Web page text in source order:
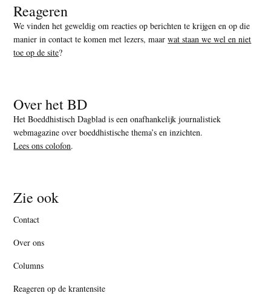
Reageren
We vinden het geweldig om reacties op berichten te krijgen en op die
manier in contact te komen met lezers, maarwat staan we wel en niet
toe op de site?
Over het BD
Het Boeddhistisch Dagblad is een onafhankelijk journalistiek
webmagazine over boeddhistische thema’s en inzichten.
Lees ons colofon.
Zie ook
Contact
Over ons
Columns
Reageren op de krantensite